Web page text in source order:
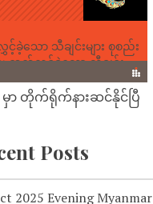
မှာ တိုက်ရိုက်နားဆင်နိုင်ပြီ
Posts
2025 Evening Myanmar